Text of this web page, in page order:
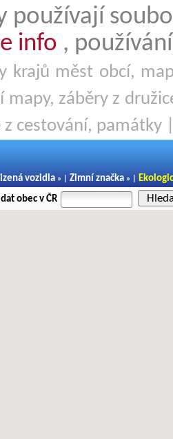
používají
info ,
krajů měst obcí,
záběry z
cestování, památky
vozidla » | Zimní značka » |
obec v ČR